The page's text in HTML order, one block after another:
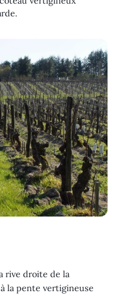
rive droite de la
la pente vertigineuse